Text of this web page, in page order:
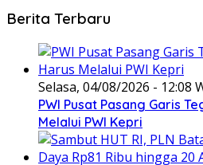
Berita Terbaru
Selasa, 04/08/2026 - 12:08
PWI Pusat Pasang Garis
Melalui PWI Kepri